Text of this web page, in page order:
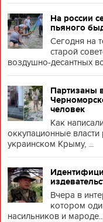
На россии
пьяного
Сегодня на
старой
воздушно-десантных
Партизаны
человек
Как
оккупационные
украинском Крыму, ...
Вчера в
котором
насильников и